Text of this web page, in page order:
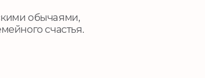
обычаями,
счастья.